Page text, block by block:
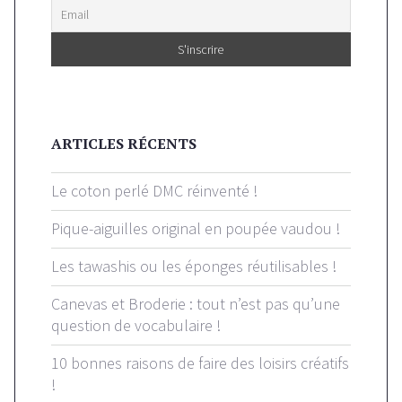
ARTICLES RÉCENTS
Le coton perlé DMC réinventé !
Pique-aiguilles original en poupée vaudou !
Les tawashis ou les éponges réutilisables !
Canevas et Broderie : tout n’est pas qu’une
question de vocabulaire !
10 bonnes raisons de faire des loisirs créatifs
!